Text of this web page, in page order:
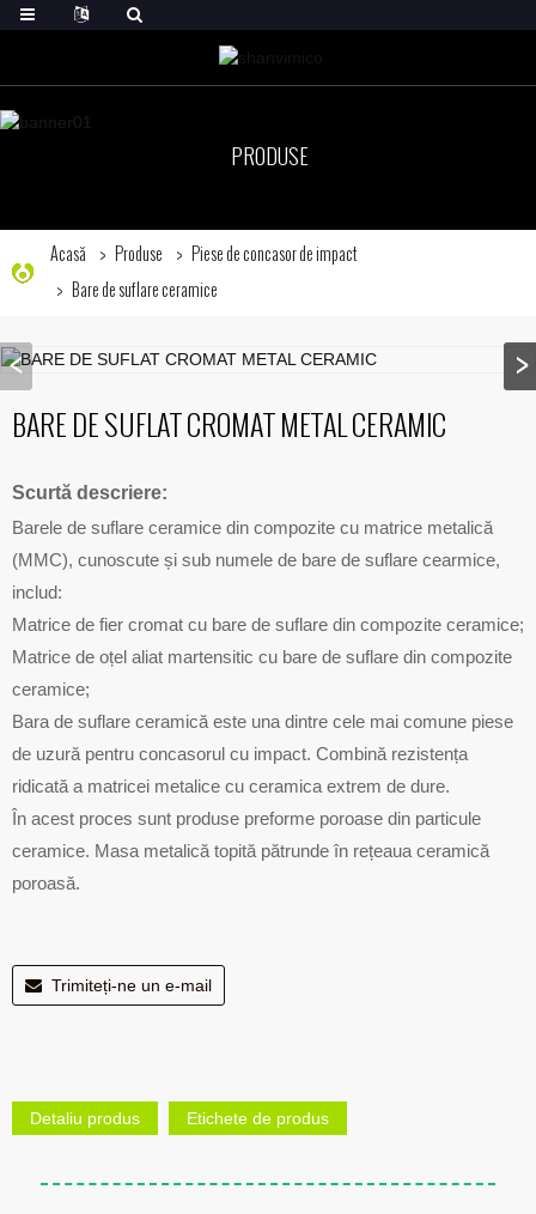
PRODUSE
Acasă Produse
Piese de concasor de impact
Bare de suflare ceramice
BARE DE SUFLAT CROMAT METAL CERAMIC
Scurtă descriere:
Barele de suflare ceramice din compozite cu matrice metalică
(MMC), cunoscute și sub numele de bare de suflare cearmice,
includ:
Matrice de fier cromat cu bare de suflare din compozite ceramice;
Matrice de oțel aliat martensitic cu bare de suflare din compozite
ceramice;
Bara de suflare ceramică este una dintre cele mai comune piese
de uzură pentru concasorul cu impact. Combină rezistența
ridicată a matricei metalice cu ceramica extrem de dure.
În acest proces sunt produse preforme poroase din particule
ceramice. Masa metalică topită pătrunde în rețeaua ceramică
poroasă.
Trimiteți-ne un e-mail
Detaliu produs Etichete de produs